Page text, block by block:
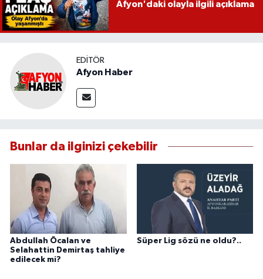
Afyon'daki olayla ilgili açıklama
EDITÖR
Afyon Haber
Bunlar da ilginizi çekebilir
Abdullah Öcalan ve
Selahattin Demirtaş tahliye
edilecek mi?
Süper Lig sözü ne oldu?..